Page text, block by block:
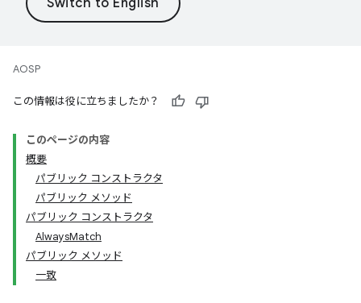
AOSP
この情報は役に立ちましたか？
このページの内容
概要
パブリック コンストラクタ
パブリック メソッド
パブリック コンストラクタ
AlwaysMatch
パブリック メソッド
一致